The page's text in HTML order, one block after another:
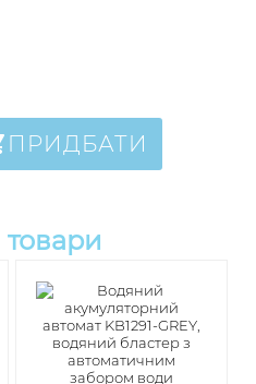
ПРИДБАТИ
товари